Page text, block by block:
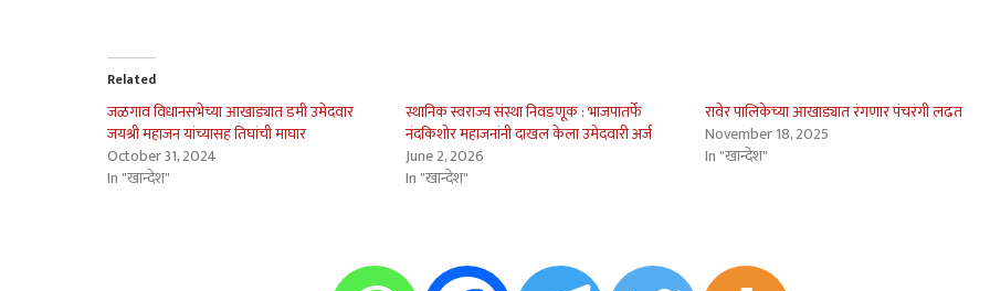
Related
जळगाव विधानसभेच्या आखाड्यात डमी उमेदवार
जयश्री महाजन यांच्यासह तिघांची माघार
October 31, 2024
In "खान्देश"
स्थानिक स्वराज्य संस्था निवडणूक : भाजपातर्फे
नंदकिशोर महाजनांनी दाखल केला उमेदवारी अर्ज
June 2, 2026
In "खान्देश"
रावेर पालिकेच्या आखाड्यात रंगणार पंचरंगी लढत
November 18, 2025
In "खान्देश"